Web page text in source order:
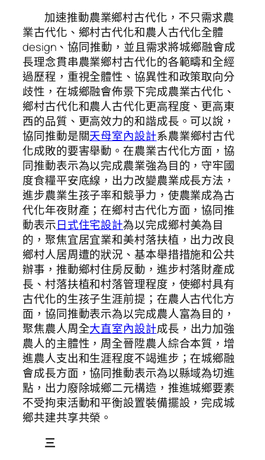
加速推動農業鄉村古代化，不只需求農
業古代化、鄉村古代化和農人古代化全體
design、協同推動，並且需求將城鄉融會成
長理念貫串農業鄉村古代化的各範疇和全經
過歷程，重視全體性、協異性和政策取向分
歧性，在城鄉融會佈景下完成農業古代化、
鄉村古代化和農人古代化更高程度、更高東
西的品質、更高效力的和諧成長。可以說，
協同推動是關天母室內設計系農業鄉村古代
化成敗的要害舉動。在農業古代化方面，協
同推動表示為以完成農業強為目的，守牢國
度食糧平安底線，出力改變農業成長方法，
進步農業生孩子率和競爭力，使農業成為古
代化年夜財產；在鄉村古代化方面，協同推
動表示日式住宅設計為以完成鄉村美為目
的，聚焦宜居宜業和美村落扶植，出力改良
鄉村人居周遭的狀況、基本舉措措施和公共
辦事，推動鄉村住房反動，進步村落財產成
長、村落扶植和村落管理程度，使鄉村具有
古代化的生孩子生涯前提；在農人古代化方
面，協同推動表示為以完成農人富為目的，
聚焦農人周全大直室內設計成長，出力加強
農人的主體性，周全晉陞農人綜合本質，增
進農人支出和生涯程度不竭進步；在城鄉融
會成長方面，協同推動表示為以縣域為切進
點，出力廢除城鄉二元構造，推進城鄉要素
不受拘束活動和平衡設置裝備擺設，完成城
鄉共建共享共榮。
三